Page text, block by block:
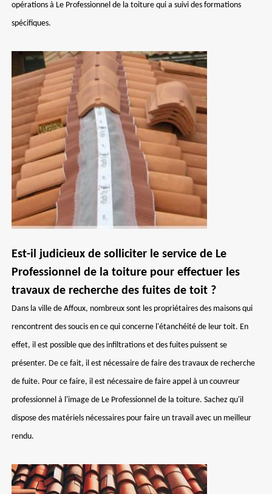
opérations à Le Professionnel de la toiture qui a suivi des formations
spécifiques.
Est-il judicieux de solliciter le service de Le
Professionnel de la toiture pour effectuer les
travaux de recherche des fuites de toit ?
Dans la ville de Affoux, nombreux sont les propriétaires des maisons qui
rencontrent des soucis en ce qui concerne l'étanchéité de leur toit. En
effet, il est possible que des infiltrations et des fuites puissent se
présenter. De ce fait, il est nécessaire de faire des travaux de recherche
de fuite. Pour ce faire, il est nécessaire de faire appel à un couvreur
professionnel à l'image de Le Professionnel de la toiture. Sachez qu'il
dispose des matériels nécessaires pour faire un travail avec un meilleur
rendu.